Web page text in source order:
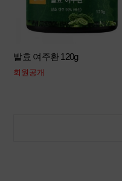
발효 여주환 120g
회원공개